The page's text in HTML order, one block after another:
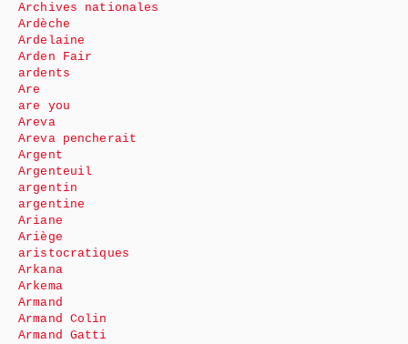
Archives nationales
Ardèche
Ardelaine
Arden Fair
ardents
Are
are you
Areva
Areva pencherait
Argent
Argenteuil
argentin
argentine
Ariane
Ariège
aristocratiques
Arkana
Arkema
Armand
Armand Colin
Armand Gatti